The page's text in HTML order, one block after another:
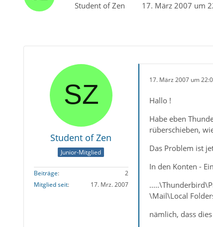
Student of Zen 17. März 2007 um
Student of Zen
Junior-Mitglied
Beiträge
2
Mitglied seit
17. Mrz. 2007
17. März 2007 um
Hallo !
Habe eben
rüberschieben,
Das Problem ist
In den Konten -
\Mail\Local
nämlich, dass